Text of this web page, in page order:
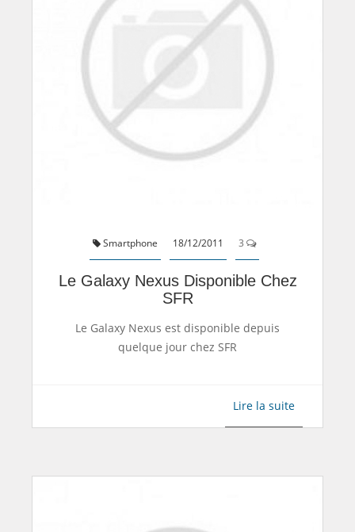
Smartphone 18/12/2011 3
Le Galaxy Nexus Disponible Chez
SFR
Le Galaxy Nexus est disponible depuis
quelque jour chez SFR
Lire la suite